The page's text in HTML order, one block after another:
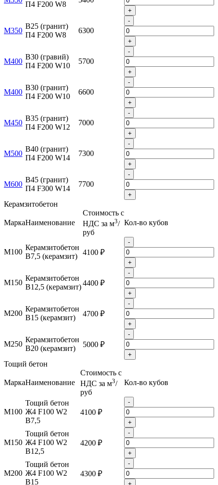
П4 F200 W8
+
М350
B25 (гранит)
П4 F200 W8
6300
-
+
М400
B30 (гравий)
П4 F200 W10
5700
-
+
М400
B30 (гранит)
П4 F200 W10
6600
-
+
М450
B35 (гранит)
П4 F200 W12
7000
-
+
М500
B40 (гранит)
П4 F200 W14
7300
-
+
М600
B45 (гранит)
П4 F300 W14
7700
-
+
Керамзитобетон
МаркаНаименование
Стоимость с
НДС за м3/
руб
Кол-во кубов
М100
Керамзитобетон
B7,5 (керамзит)
4100 ₽
-
+
М150
Керамзитобетон
B12,5 (керамзит)4400 ₽
-
+
М200
Керамзитобетон
B15 (керамзит)
4700 ₽
-
+
М250
Керамзитобетон
B20 (керамзит)
5000 ₽
-
+
Тощий бетон
МаркаНаименование
Стоимость с
НДС за м3/
руб
Кол-во кубов
М100
Тощий бетон
Ж4 F100 W2
B7,5
4100 ₽
-
+
М150
Тощий бетон
Ж4 F100 W2
B12,5
4200 ₽
-
+
М200
Тощий бетон
Ж4 F100 W2
B15
4300 ₽
-